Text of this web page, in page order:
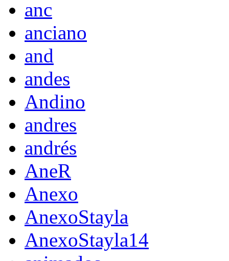
anc
anciano
and
andes
Andino
andres
andrés
AneR
Anexo
AnexoStayla
AnexoStayla14